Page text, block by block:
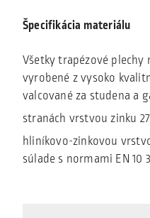
Špecifikácia materiálu
Všetky trapézové plechy
vyrobené z vysoko
valcované za studena a
stranách vrstvou zinku
hliníkovo-zinkovou
súlade s normami EN 10